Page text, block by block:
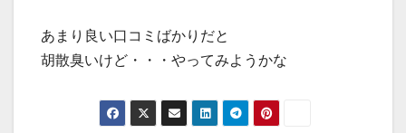
あまり良い口コミばかりだと
胡散臭いけど・・・やってみようかな